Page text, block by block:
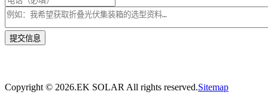
Copyright © 2026.EK SOLAR All rights reserved.Sitemap